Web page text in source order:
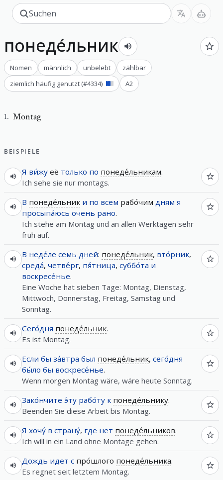
понеде́льник
Nomen männlich unbelebt
zählbar
ziemlich häufig genutzt (#4334) A2
1. Montag
BEISPIELE
Я ви́жу её только по понеде́льникам.
Ich sehe sie nur montags.
В понеде́льник и по всем рабо́чим дням я
просыпа́юсь очень рано.
Ich stehe am Montag und an allen Werktagen sehr
früh auf.
В неде́ле семь дней: понеде́льник, вто́рник,
среда́, четве́рг, пя́тница, суббо́та и
воскресе́нье.
Eine Woche hat sieben Tage: Montag, Dienstag,
Mittwoch, Donnerstag, Freitag, Samstag und
Sonntag.
Сего́дня понеде́льник.
Es ist Montag.
Если бы за́втра был понеде́льник, сего́дня
бы́ло бы воскресе́нье.
Wenn morgen Montag wäre, wäre heute Sonntag.
Зако́нчите э́ту рабо́ту к понеде́льнику.
Beenden Sie diese Arbeit bis Montag.
Я хочу́ в страну́, где нет понеде́льников.
Ich will in ein Land ohne Montage gehen.
Дождь идет с про́шлого понеде́льника.
Es regnet seit letztem Montag.